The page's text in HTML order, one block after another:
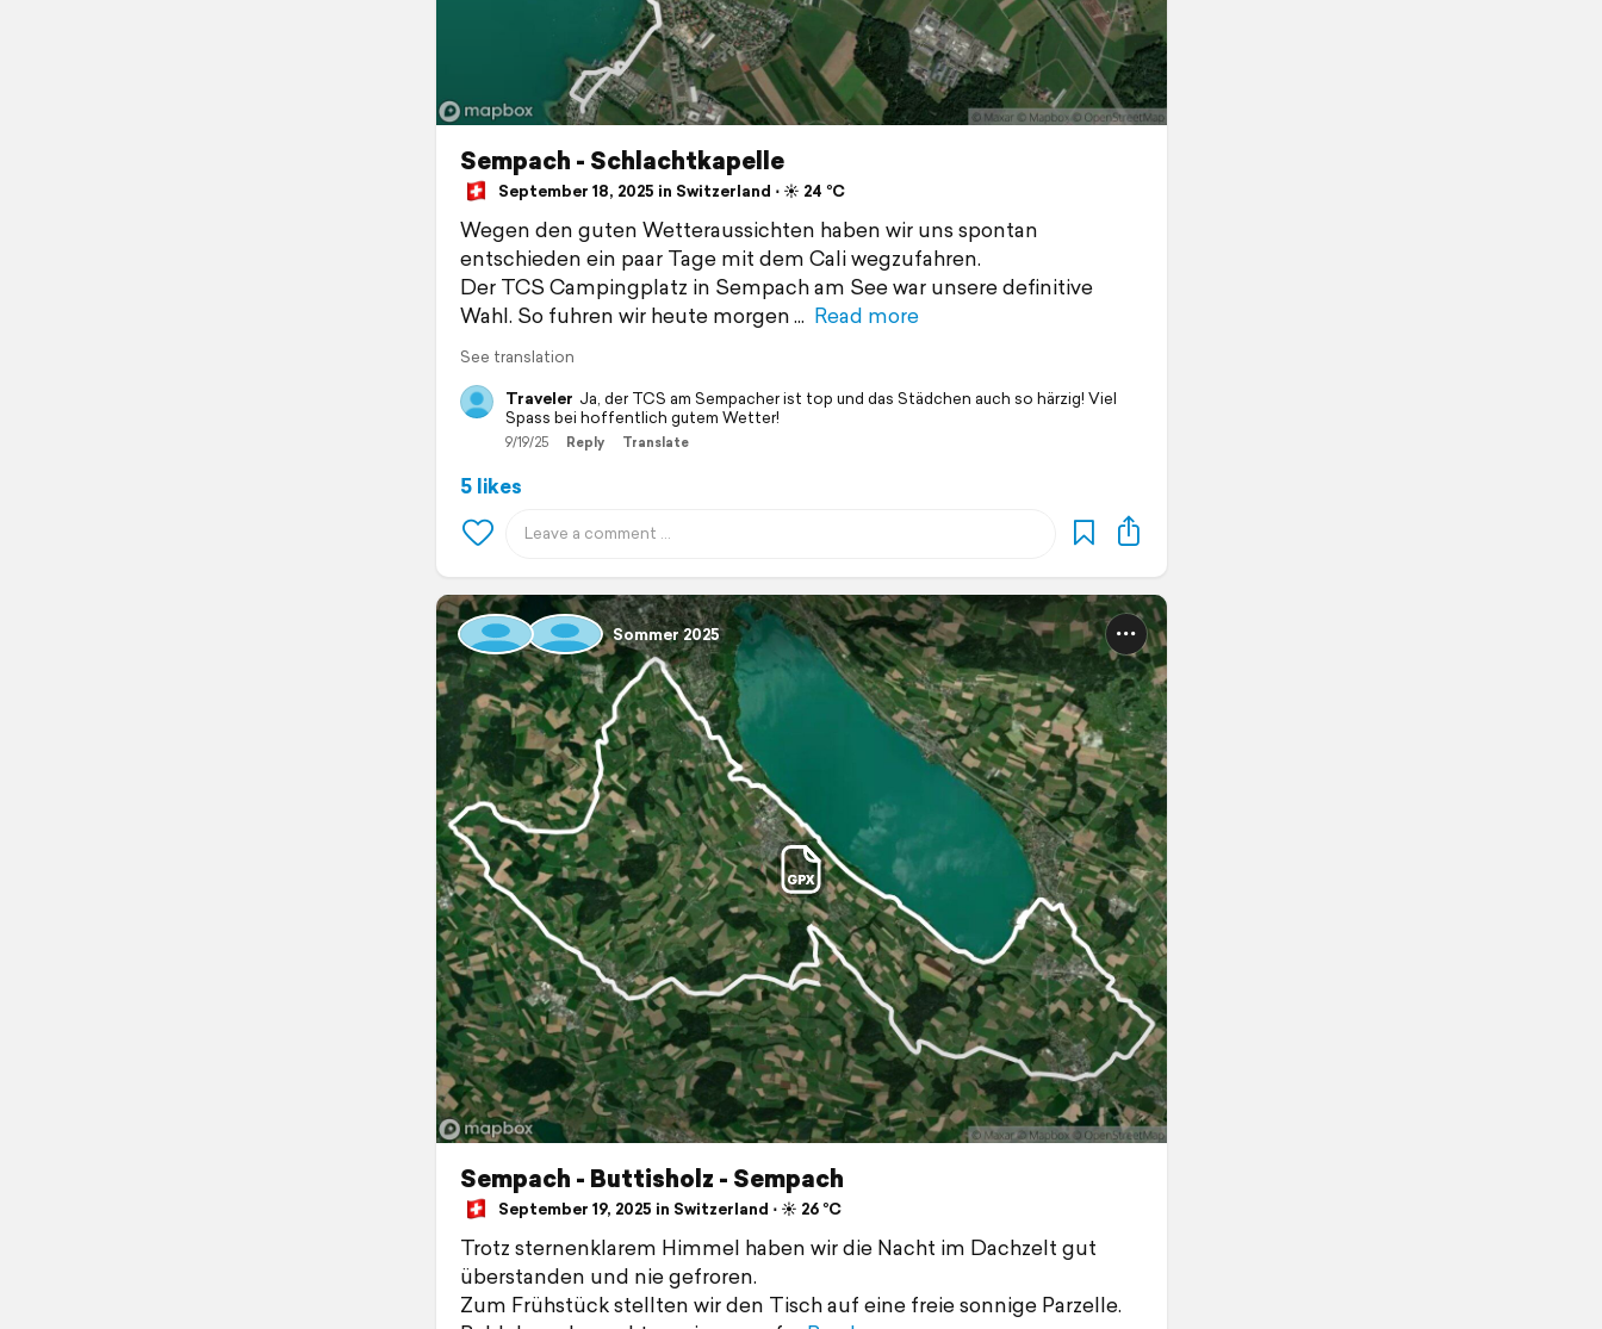
Sempach - Schlachtkapelle
September 18, 2025 in Switzerland ⋅ ☀️ 24 °C
Wegen den guten Wetteraussichten haben wir uns spontan
entschieden ein paar Tage mit dem Cali wegzufahren.
Der TCS Campingplatz in Sempach am See war unsere definitive
Wahl. So fuhren wir heute morgen
Read more
See translation
Traveler Ja, der TCS am Sempacher ist top und das Städchen auch so härzig! Viel
Spass bei hoffentlich gutem Wetter!
9/19/25 Reply Translate
5 likes
Sommer 2025
Sempach - Buttisholz - Sempach
September 19, 2025 in Switzerland ⋅ ☀️ 26 °C
Trotz sternenklarem Himmel haben wir die Nacht im Dachzelt gut
überstanden und nie gefroren.
Zum Frühstück stellten wir den Tisch auf eine freie sonnige Parzelle.